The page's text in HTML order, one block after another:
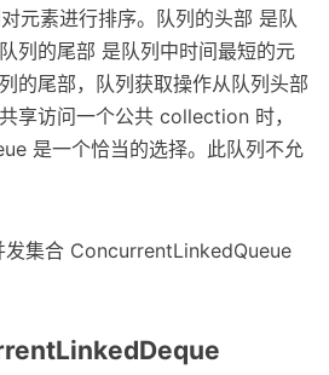
元素进行排序。队列的头部 是队
列的尾部 是队列中时间最短的元
的尾部，队列获取操作从队列头部
享访问一个公共 collection 时，
是一个恰当的选择。此队列不允
发集合 ConcurrentLinkedQueue